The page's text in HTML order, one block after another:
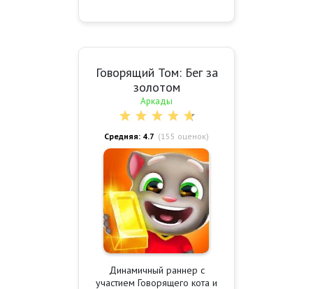
Говорящий Том: Бег за
золотом
Аркады
Средняя: 4.7 (155 оценок)
Динамичный раннер с
участием Говорящего кота и